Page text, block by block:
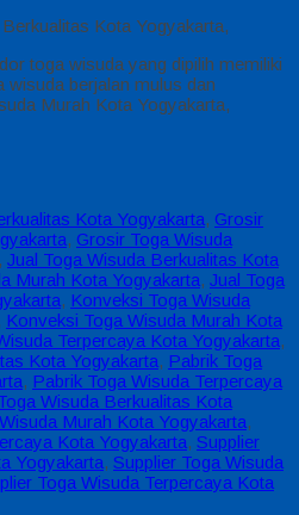
toga wisuda yang dipilih memiliki
wisuda berjalan mulus dan
Murah Kota Yogyakarta,
Kota Yogyakarta, Grosir
, Grosir Toga Wisuda
, Jual Toga Wisuda Berkualitas Kota
Murah Kota Yogyakarta, Jual Toga
, Konveksi Toga Wisuda
Konveksi Toga Wisuda Murah Kota
Terpercaya Kota Yogyakarta,
Kota Yogyakarta, Pabrik Toga
, Pabrik Toga Wisuda Terpercaya
Wisuda Berkualitas Kota
Murah Kota Yogyakarta,
Kota Yogyakarta, Supplier
Yogyakarta, Supplier Toga Wisuda
Toga Wisuda Terpercaya Kota